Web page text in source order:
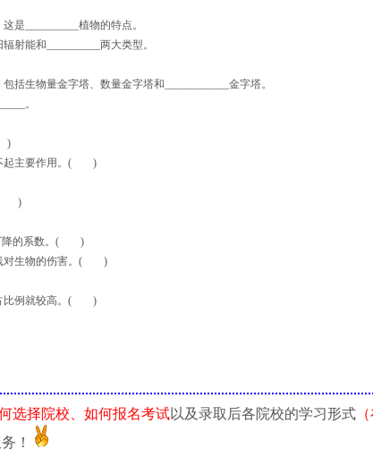
__________植物的特点。
能和__________两大类型。
生物量金字塔、数量金字塔和____________金字塔。
。
)
起主要作用。( )
( )
下降的系数。( )
对生物的伤害。( )
比例就较高。( )
选择院校、如何报名考试以及录取后各院校的学习形式
！